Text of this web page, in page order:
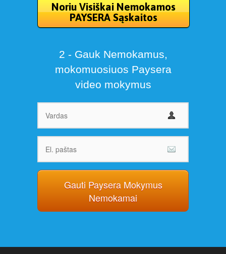
Noriu Visiškai Nemokamos
PAYSERA Sąskaitos
2 - Gauk Nemokamus,
mokomuosiuos Paysera
video mokymus
Gauti Paysera Mokymus
Nemokamai